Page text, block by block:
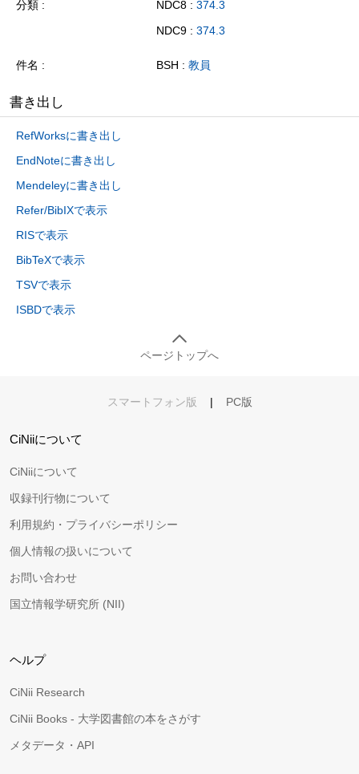
分類 NDC8 : 374.3
NDC9 : 374.3
件名 BSH : 教員
書き出し
RefWorksに書き出し
EndNoteに書き出し
Mendeleyに書き出し
Refer/BibIXで表示
RISで表示
BibTeXで表示
TSVで表示
ISBDで表示
ページトップへ
スマートフォン版 | PC版
CiNiiについて
CiNiiについて
収録刊行物について
利用規約・プライバシーポリシー
個人情報の扱いについて
お問い合わせ
国立情報学研究所 (NII)
ヘルプ
CiNii Research
CiNii Books - 大学図書館の本をさがす
メタデータ・API